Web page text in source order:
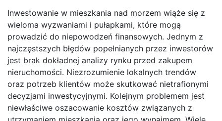
Inwestowanie w mieszkania nad morzem wiąże się z
wieloma wyzwaniami i pułapkami, które mogą
prowadzić do niepowodzeń finansowych. Jednym z
najczęstszych błędów popełnianych przez inwestorów
jest brak dokładnej analizy rynku przed zakupem
nieruchomości. Niezrozumienie lokalnych trendów
oraz potrzeb klientów może skutkować nietrafionymi
decyzjami inwestycyjnymi. Kolejnym problemem jest
niewłaściwe oszacowanie kosztów związanych z